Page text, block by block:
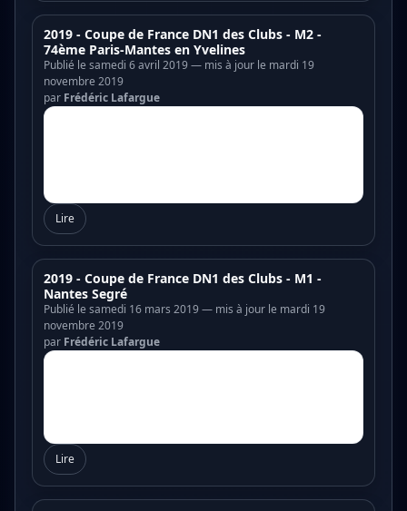
2019 - Coupe de France DN1 des Clubs - M2 -
74ème Paris-Mantes en Yvelines
Publié le samedi 6 avril 2019 — mis à jour le mardi 19
novembre 2019
par Frédéric Lafargue
Lire
2019 - Coupe de France DN1 des Clubs - M1 -
Nantes Segré
Publié le samedi 16 mars 2019 — mis à jour le mardi 19
novembre 2019
par Frédéric Lafargue
Lire